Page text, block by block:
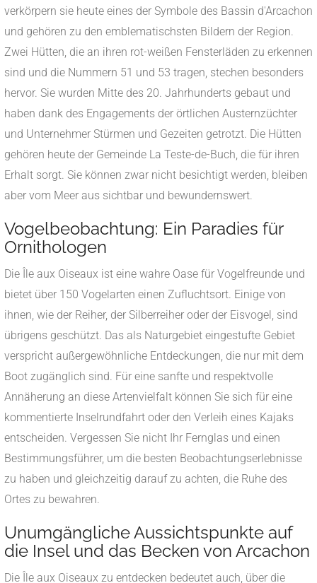
verkörpern sie heute eines der Symbole des Bassin d'Arcachon
und gehören zu den emblematischsten Bildern der Region.
Zwei Hütten, die an ihren rot-weißen Fensterläden zu erkennen
sind und die Nummern 51 und 53 tragen, stechen besonders
hervor. Sie wurden Mitte des 20. Jahrhunderts gebaut und
haben dank des Engagements der örtlichen Austernzüchter
und Unternehmer Stürmen und Gezeiten getrotzt. Die Hütten
gehören heute der Gemeinde La Teste-de-Buch, die für ihren
Erhalt sorgt. Sie können zwar nicht besichtigt werden, bleiben
aber vom Meer aus sichtbar und bewundernswert.
Vogelbeobachtung: Ein Paradies für
Ornithologen
Die Île aux Oiseaux ist eine wahre Oase für Vogelfreunde und
bietet über 150 Vogelarten einen Zufluchtsort. Einige von
ihnen, wie der Reiher, der Silberreiher oder der Eisvogel, sind
übrigens geschützt. Das als Naturgebiet eingestufte Gebiet
verspricht außergewöhnliche Entdeckungen, die nur mit dem
Boot zugänglich sind. Für eine sanfte und respektvolle
Annäherung an diese Artenvielfalt können Sie sich für eine
kommentierte Inselrundfahrt oder den Verleih eines Kajaks
entscheiden. Vergessen Sie nicht Ihr Fernglas und einen
Bestimmungsführer, um die besten Beobachtungserlebnisse
zu haben und gleichzeitig darauf zu achten, die Ruhe des
Ortes zu bewahren.
Unumgängliche Aussichtspunkte auf
die Insel und das Becken von Arcachon
Die Île aux Oiseaux zu entdecken bedeutet auch, über die